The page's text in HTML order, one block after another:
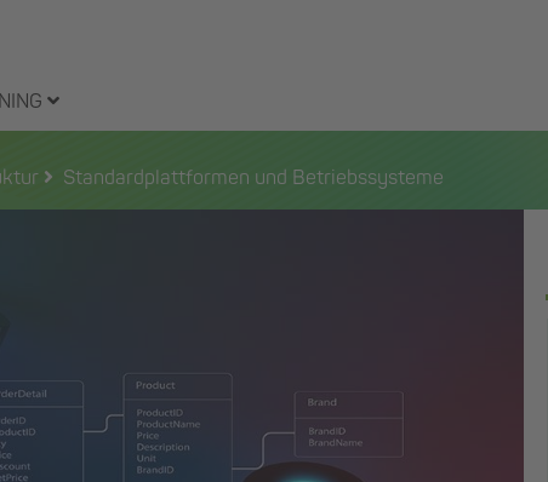
Standardplattformen und Betriebssysteme